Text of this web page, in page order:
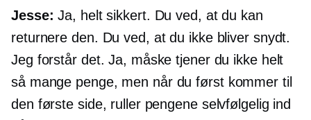
Jesse: Ja, helt sikkert. Du ved, at du kan
returnere den. Du ved, at du ikke bliver snydt.
Jeg forstår det. Ja, måske tjener du ikke helt
så mange penge, men når du først kommer til
den første side, ruller pengene selvfølgelig ind